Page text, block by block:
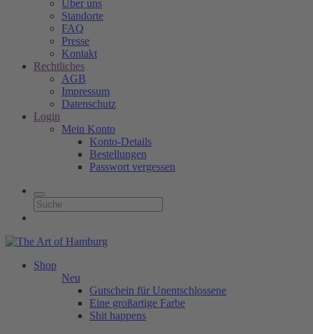
Über uns
Standorte
FAQ
Presse
Kontakt
Rechtliches
AGB
Impressum
Datenschutz
Login
Mein Konto
Konto-Details
Bestellungen
Passwort vergessen
Shop
Neu
Gutschein für Unentschlossene
Eine großartige Farbe
Shit happens